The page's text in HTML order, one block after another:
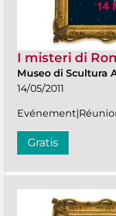
I misteri di
Museo di Scultura
14/05/2011
Gratis